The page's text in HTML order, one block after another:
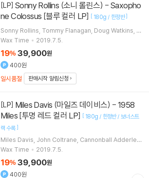
[LP]
ne Colossus [블루 컬러 LP] [ 180g / 한정반]
Sonny Rollins Tommy Flanagan Doug Watkins M
ax Roach연주
Wax Time 2019.7.5.
19% 39,900원
400원
일시품절
판매시작 알림신청
[LP]
Miles [투명 레드 컬러 LP] [ 180g / 한정반 / 보너스트
랙 수록]
Miles Davis John Coltrane Cannonball Adderley
Bill Evans연주 외 4명
Wax Time 2019.7.5.
19% 39,900원
400원